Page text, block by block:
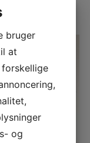
bruger
at
og